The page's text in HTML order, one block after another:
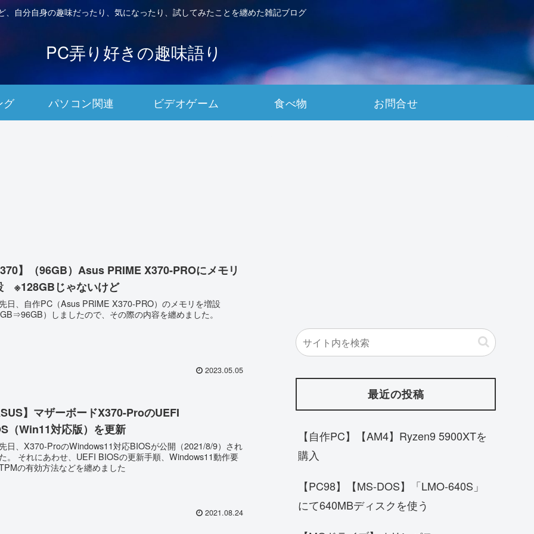
、自分自身の趣味だったり、気になったり、試してみたことを纏めた雑記ブログ
PC弄り好きの趣味語り
グ パソコン関連 ビデオゲーム 食べ物 お問合せ
】（96GB）Asus PRIME X370-PROにメモリ
※128GBじゃないけど
日、自作PC（Asus PRIME X370-PRO）のメモリを増設
）しましたので、その際の内容を纏めました。
2023.05.05
】マザーボードX370-ProのUEFI
（Win11対応版）を更新
日、X370-ProのWindows11対応BIOSが公開（2021/8/9）され
。 それにあわせ、UEFI BIOSの更新手順、Windows11動作要
の有効方法などを纏めました
2021.08.24
最近の投稿
【自作PC】【AM4】Ryzen9 5900XTを
購入
【PC98】【MS-DOS】「LMO-640S」
にて640MBディスクを使う